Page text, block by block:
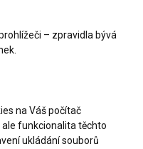
– zpravidla bývá
na Váš počítač
funkcionalita těchto
ukládání souborů